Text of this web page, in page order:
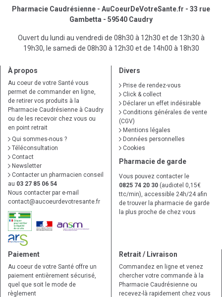
Pharmacie Caudrésienne - AuCoeurDeVotreSante.fr - 33 rue
Gambetta - 59540 Caudry
Ouvert du lundi au vendredi de 08h30 à 12h30 et de 13h30 à
19h30, le samedi de 08h30 à 12h30 et de 14h00 à 18h30
À propos
Au coeur de votre Santé vous
permet de commander en ligne,
de retirer vos produits à la
Pharmacie Caudrésienne à Caudry
ou de les recevoir chez vous ou
en point retrait
Qui sommes-nous ?
Téléconsultation
Contact
Newsletter
Contacter un pharmacien conseil
au 03 27 85 06 54
Nous contacter par e-mail
contact@aucoeurdevotresante.fr
Divers
Prise de rendez-vous
Click & collect
Déclarer un effet indésirable
Conditions générales de vente
(CGV)
Mentions légales
Données personnelles
Cookies
Pharmacie de garde
Vous pouvez contacter le
0825 74 20 30 (audiotel 0,15€
ttc/min), accessible 24h/24 afin
de trouver la pharmacie de garde
la plus proche de chez vous
Paiement
Au coeur de votre Santé offre un
paiement entièrement sécurisé,
quel que soit le mode de
règlement
Retrait / Livraison
Commandez en ligne et venez
chercher votre commande à la
Pharmacie Caudrésienne ou
recevez-là rapidement chez vous